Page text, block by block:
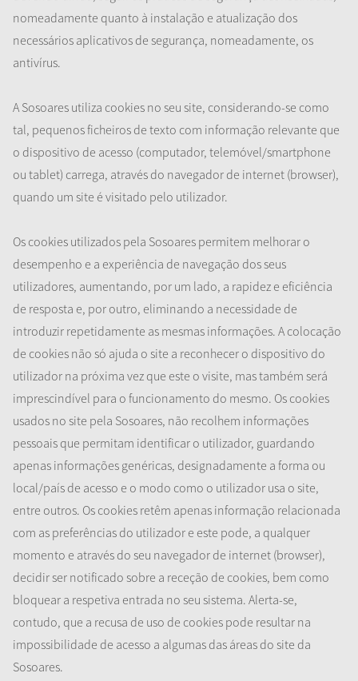
nomeadamente quanto à instalação e atualização dos
necessários aplicativos de segurança, nomeadamente, os
antivírus.
A Sosoares utiliza cookies no seu site, considerando-se como
tal, pequenos ficheiros de texto com informação relevante que
o dispositivo de acesso (computador, telemóvel/smartphone
ou tablet) carrega, através do navegador de internet (browser),
quando um site é visitado pelo utilizador.
Os cookies utilizados pela Sosoares permitem melhorar o
desempenho e a experiência de navegação dos seus
utilizadores, aumentando, por um lado, a rapidez e eficiência
de resposta e, por outro, eliminando a necessidade de
introduzir repetidamente as mesmas informações. A colocação
de cookies não só ajuda o site a reconhecer o dispositivo do
utilizador na próxima vez que este o visite, mas também será
imprescindível para o funcionamento do mesmo. Os cookies
usados no site pela Sosoares, não recolhem informações
pessoais que permitam identificar o utilizador, guardando
apenas informações genéricas, designadamente a forma ou
local/país de acesso e o modo como o utilizador usa o site,
entre outros. Os cookies retêm apenas informação relacionada
com as preferências do utilizador e este pode, a qualquer
momento e através do seu navegador de internet (browser),
decidir ser notificado sobre a receção de cookies, bem como
bloquear a respetiva entrada no seu sistema. Alerta-se,
contudo, que a recusa de uso de cookies pode resultar na
impossibilidade de acesso a algumas das áreas do site da
Sosoares.